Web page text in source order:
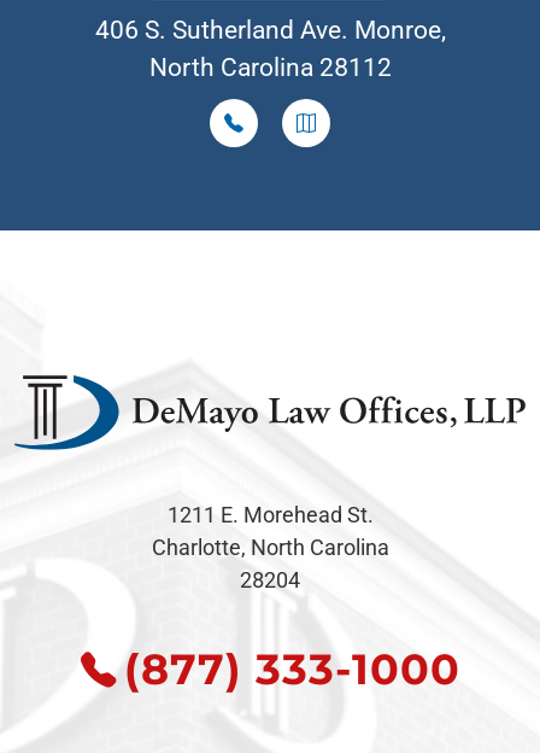
406 S. Sutherland Ave. Monroe,
North Carolina 28112
1211 E. Morehead St.
Charlotte, North Carolina
28204
(877) 333-1000